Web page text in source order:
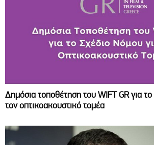
Δημόσια τοποθέτηση του WIFT GR για
τον οπτικοακουστικό τομέα